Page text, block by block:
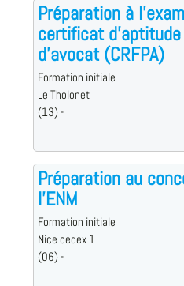
Préparation à
certificat
d'avocat (CRFPA)
Formation initiale
Le Tholonet
(13) -
Préparation au
l'ENM
Formation initiale
Nice cedex 1
(06) -